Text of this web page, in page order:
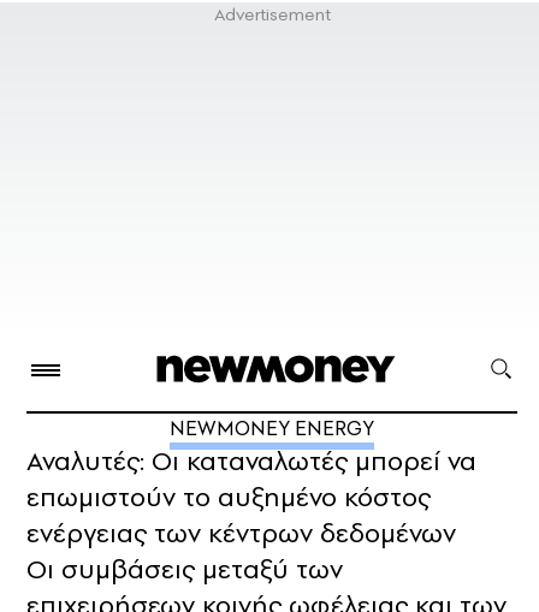
NEWMONEY ENERGY
Αναλυτές: Oι καταναλωτές μπορεί να
επωμιστούν το αυξημένο κόστος
ενέργειας των κέντρων δεδομένων
Οι συμβάσεις μεταξύ των